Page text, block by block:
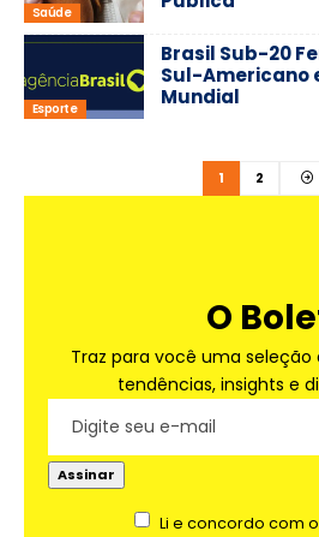
Saúde
Esporte
Brasil Sub-20
Sul-Americano
Mundial
1 2
O
Traz para você uma
tendências, insights e
Li e concordo com